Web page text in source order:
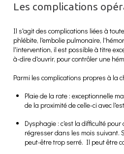
Les complications
Il s'agit des complications liées à
phlébite, l'embolie pulmonaire,
l'intervention, il est possible à titre
à-dire d'ouvrir, pour contrôler une
Parmi les complications propres à la
Plaie de la rate : exceptionnelle
de la proximité de celle-ci avec
Dysphagie : c'est la difficulté pour
régresser dans les mois suivant.
peut-être trop serré. Il peut être